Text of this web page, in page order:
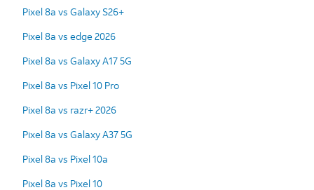
Pixel 8a vs Galaxy S26+
Pixel 8a vs edge 2026
Pixel 8a vs Galaxy A17 5G
Pixel 8a vs Pixel 10 Pro
Pixel 8a vs razr+ 2026
Pixel 8a vs Galaxy A37 5G
Pixel 8a vs Pixel 10a
Pixel 8a vs Pixel 10